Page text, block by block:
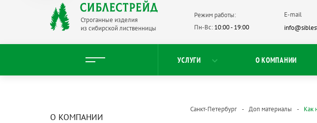
Строганные изделия
из сибирской лиственницы
УСЛУГИ О КОМПАНИИ
Режим работы:
Пн-Вс: 10:00 - 19:00
E-mail
О КОМПАНИИ
Санкт-Петербург Доп материалы Как